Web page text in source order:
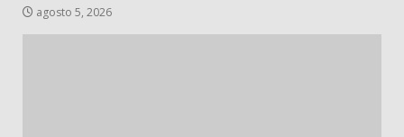
agosto 5, 2026